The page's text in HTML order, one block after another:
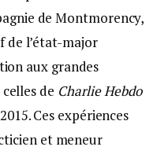
de Montmorency,
de l’état-major
aux grandes
de Charlie Hebdo
Ces expériences
et meneur